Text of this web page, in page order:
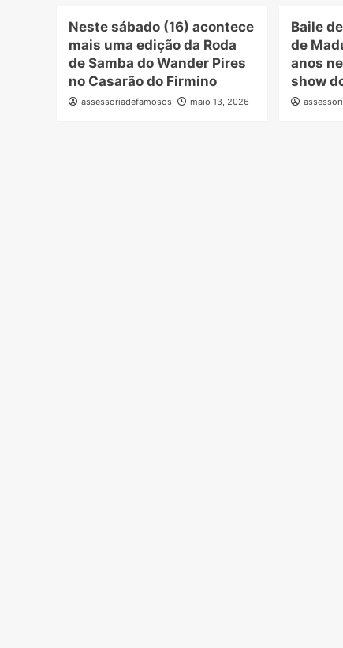
Neste sábado (16) acontece
mais uma edição da Roda
de Samba do Wander Pires
no Casarão do Firmino
assessoriadefamosos maio 13, 2026
Baile
de
anos
show